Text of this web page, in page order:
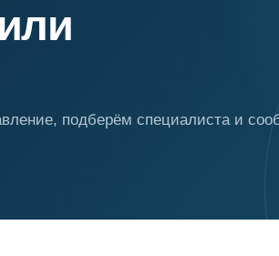
подберём специалиста и